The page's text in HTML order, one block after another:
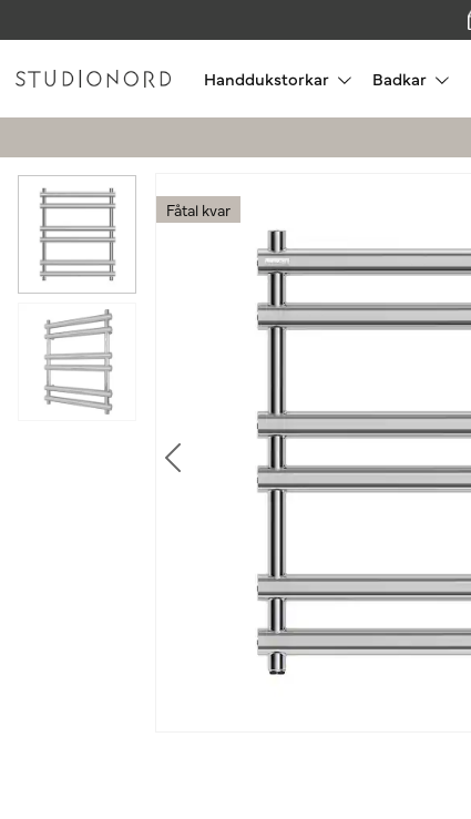
Handdukstorkar Badkar
Fåtal kvar